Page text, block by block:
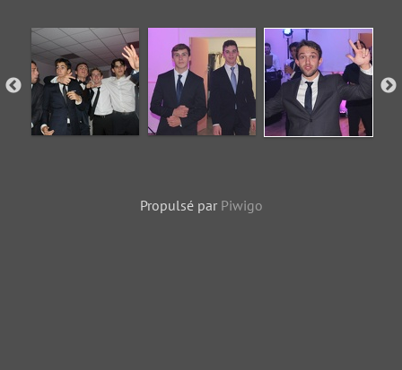
Propulsé par Piwigo